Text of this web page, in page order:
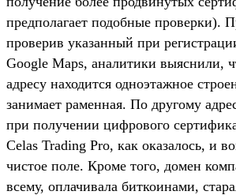
предполагает подобные проверки).
проверив указанный при
Google Maps, аналитики выяснили,
адресу находится одноэтажное
занимает раменная. По другому
при получении цифрового
Celas Trading Pro, как оказалось, и
чистое поле. Кроме того, домен
всему, оплачивала биткоинами,